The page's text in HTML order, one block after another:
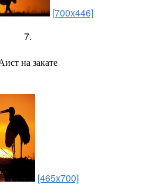
[700x446]
7.
на закате
[465x700]